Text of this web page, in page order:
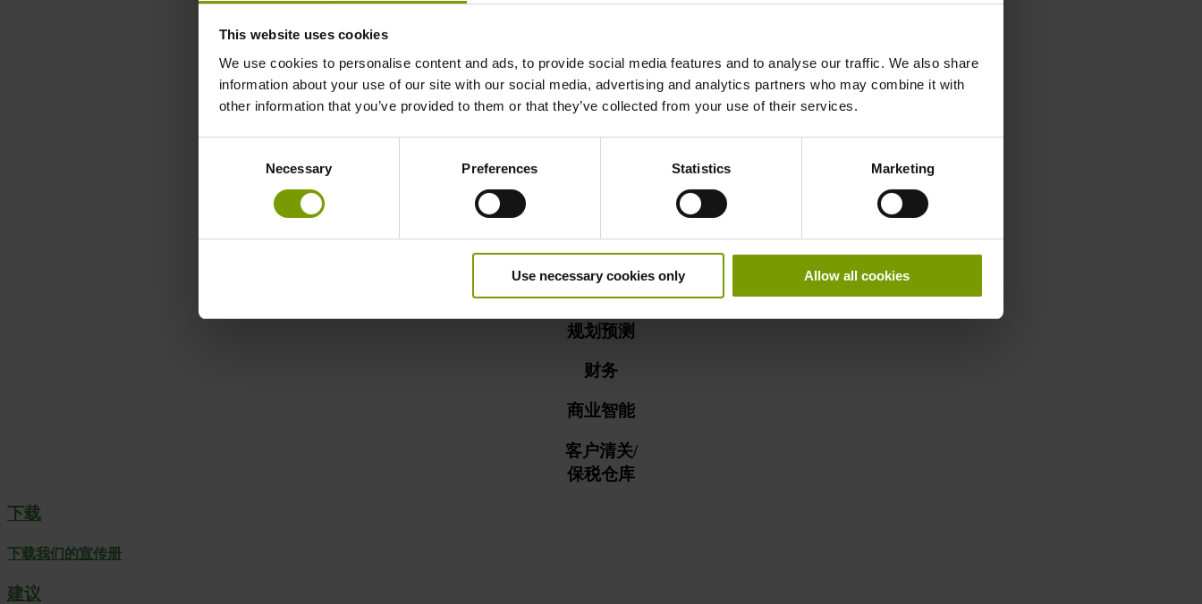
This website uses cookies
We use cookies to personalise content and ads, to provide social media features and to analyse our traffic. We also share
information about your use of our site with our social media, advertising and analytics partners who may combine it with
other information that you’ve provided to them or that they’ve collected from your use of their services.
Necessary Preferences Statistics Marketing
Use necessary cookies only Allow all cookies
采购
质量
库存管理
规划预测
财务
商业智能
客户清关/
保税仓库
下载
下载我们的宣传册
建议